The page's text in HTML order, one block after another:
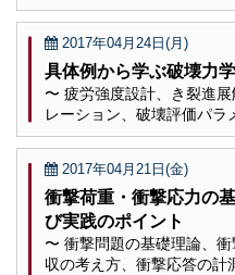
2017年04月24日(月)
具体例から学ぶ破壊力
〜 疲労強度設計、き裂進
レーション、破壊評価パラ
2017年04月21日(金)
衝撃荷重・衝撃応力の
び実践のポイント
〜 衝撃問題の基礎理論、
収の考え方、衝撃応答の計